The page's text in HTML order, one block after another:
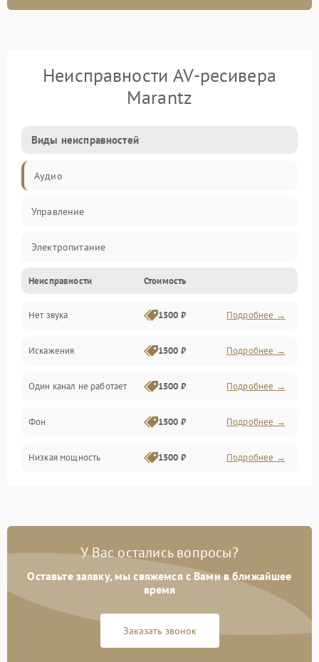
Неисправности AV-ресивера
Marantz
Виды неисправностей
Аудио
Управление
Электропитание
Видео
Неисправности Стоимость
Нет звука 1500 ₽ Подробнее →
Искажения 1500 ₽ Подробнее →
Один канал не работает 1500 ₽ Подробнее →
Фон 1500 ₽ Подробнее →
Низкая мощность 1500 ₽ Подробнее →
У Вас остались вопросы?
Оставьте заявку, мы свяжемся с Вами в ближайшее
время
Заказать звонок